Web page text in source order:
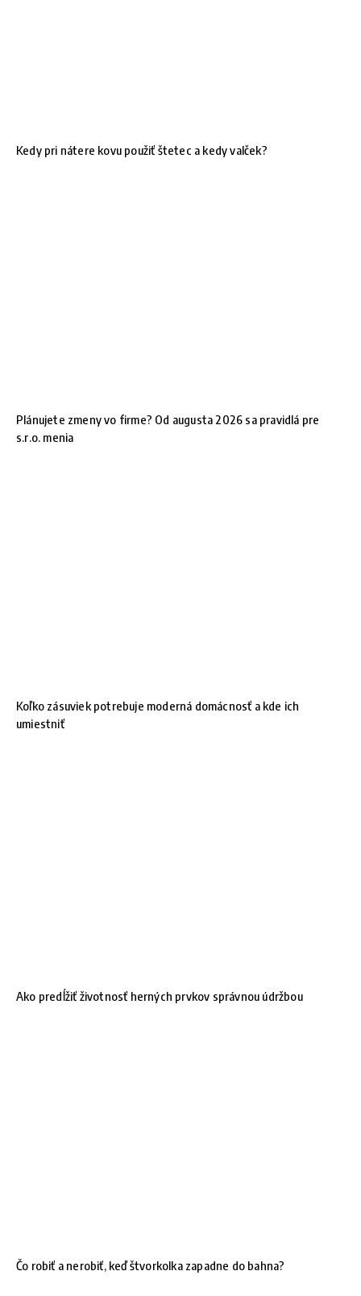
Kedy pri nátere kovu použiť štetec a kedy valček?
Plánujete zmeny vo firme? Od augusta 2026 sa pravidlá pre
s.r.o. menia
Koľko zásuviek potrebuje moderná domácnosť a kde ich
umiestniť
Ako predĺžiť životnosť herných prvkov správnou údržbou
Čo robiť a nerobiť, keď štvorkolka zapadne do bahna?